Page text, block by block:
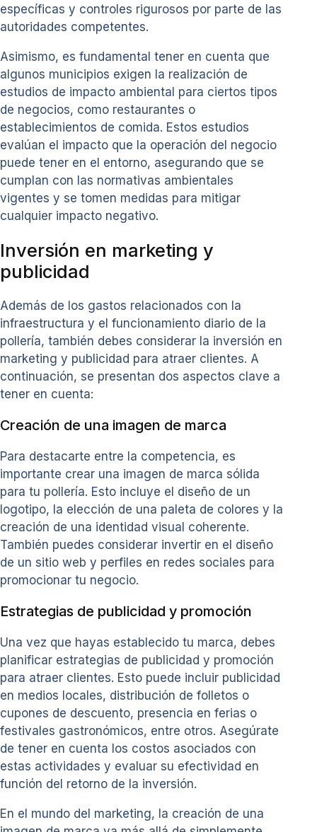
específicas y controles rigurosos por parte de las
autoridades competentes.
Asimismo, es fundamental tener en cuenta que
algunos municipios exigen la realización de
estudios de impacto ambiental para ciertos tipos
de negocios, como restaurantes o
establecimientos de comida. Estos estudios
evalúan el impacto que la operación del negocio
puede tener en el entorno, asegurando que se
cumplan con las normativas ambientales
vigentes y se tomen medidas para mitigar
cualquier impacto negativo.
Inversión en marketing y
publicidad
Además de los gastos relacionados con la
infraestructura y el funcionamiento diario de la
pollería, también debes considerar la inversión en
marketing y publicidad para atraer clientes. A
continuación, se presentan dos aspectos clave a
tener en cuenta:
Creación de una imagen de marca
Para destacarte entre la competencia, es
importante crear una imagen de marca sólida
para tu pollería. Esto incluye el diseño de un
logotipo, la elección de una paleta de colores y la
creación de una identidad visual coherente.
También puedes considerar invertir en el diseño
de un sitio web y perfiles en redes sociales para
promocionar tu negocio.
Estrategias de publicidad y promoción
Una vez que hayas establecido tu marca, debes
planificar estrategias de publicidad y promoción
para atraer clientes. Esto puede incluir publicidad
en medios locales, distribución de folletos o
cupones de descuento, presencia en ferias o
festivales gastronómicos, entre otros. Asegúrate
de tener en cuenta los costos asociados con
estas actividades y evaluar su efectividad en
función del retorno de la inversión.
En el mundo del marketing, la creación de una